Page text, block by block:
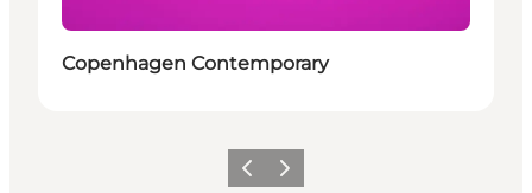
Copenhagen Contemporary
ForrigeNæste